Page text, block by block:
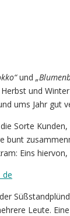
und
und
ums Jahr gut
Sorte
bunt
Eins
Leute.